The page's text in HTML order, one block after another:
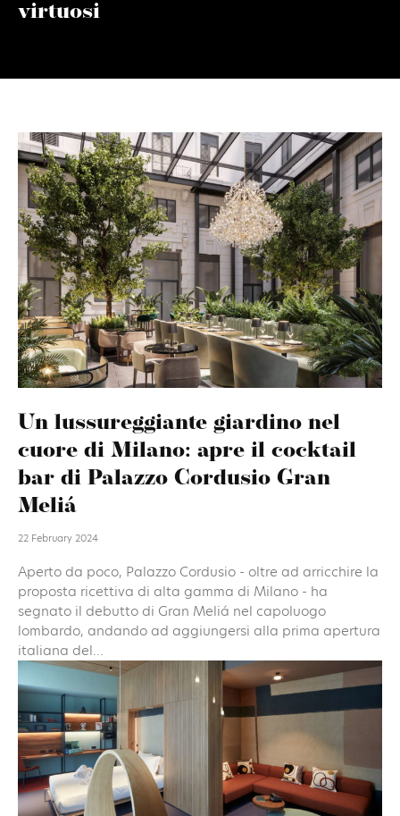
virtuosi
Un lussureggiante giardino nel
cuore di Milano: apre il cocktail
bar di Palazzo Cordusio Gran
Meliá
22 February 2024
Aperto da poco, Palazzo Cordusio - oltre ad arricchire la
proposta ricettiva di alta gamma di Milano - ha
segnato il debutto di Gran Meliá nel capoluogo
lombardo, andando ad aggiungersi alla prima apertura
italiana del...